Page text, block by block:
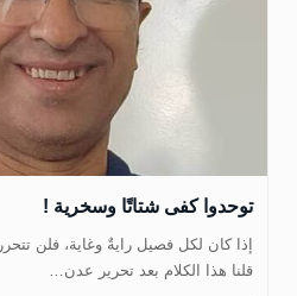
توحدوا كفى شتاتًا وسخرية !
إذا كان لكل فصيل رايةٌ وغاية، فلن
قلنا هذا الكلام بعد تحرير عدن…